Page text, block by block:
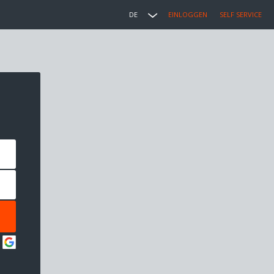
DE EINLOGGEN SELF SERVICE